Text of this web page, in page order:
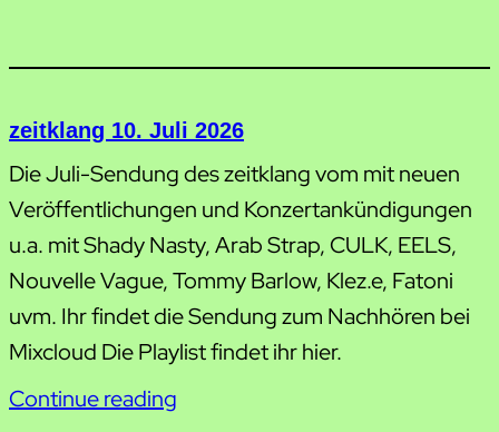
zeitklang 10. Juli 2026
Die Juli-Sendung des zeitklang vom mit neuen
Veröffentlichungen und Konzertankündigungen
u.a. mit Shady Nasty, Arab Strap, CULK, EELS,
Nouvelle Vague, Tommy Barlow, Klez.e, Fatoni
uvm. Ihr findet die Sendung zum Nachhören bei
Mixcloud Die Playlist findet ihr hier.
Continue reading